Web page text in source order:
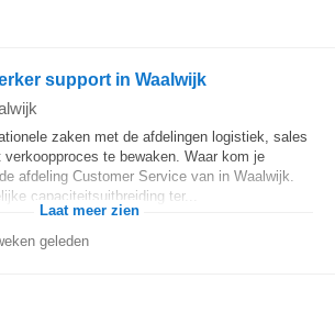
support in Waalwijk
zaken met de afdelingen logistiek, sales
verkoopproces te bewaken. Waar kom je
afdeling Customer Service van in Waalwijk.
capaciteitsuitbreiding ter...
Laat meer zien
geleden